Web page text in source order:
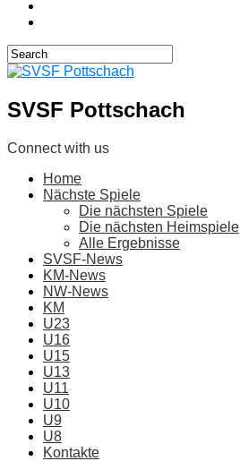
SVSF Pottschach
Connect with us
Home
Nächste Spiele
Die nächsten Spiele
Die nächsten Heimspiele
Alle Ergebnisse
SVSF-News
KM-News
NW-News
KM
U23
U16
U15
U13
U11
U10
U9
U8
Kontakte